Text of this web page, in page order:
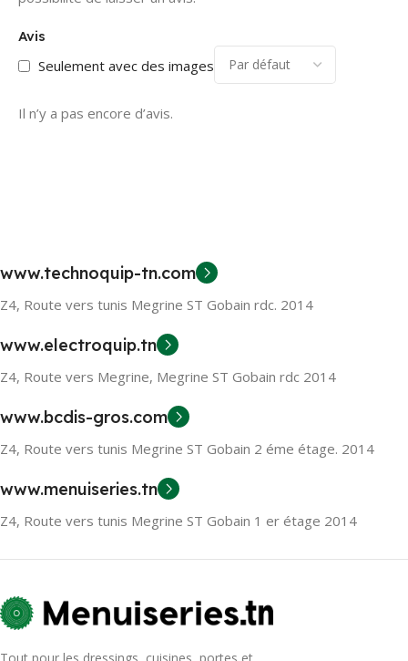
Avis
Seulement avec des images
Il n’y a pas encore d’avis.
www.technoquip-tn.com
Z4, Route vers tunis Megrine ST Gobain rdc. 2014
www.electroquip.tn
Z4, Route vers Megrine, Megrine ST Gobain rdc 2014
www.bcdis-gros.com
Z4, Route vers tunis Megrine ST Gobain 2 éme étage. 2014
www.menuiseries.tn
Z4, Route vers tunis Megrine ST Gobain 1 er étage 2014